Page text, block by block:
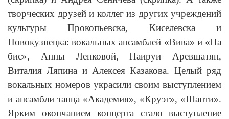
творческих друзей и коллег из других учреждений
культуры Прокопьевска, Киселевска и
Новокузнецка: вокальных ансамблей «Вива» и «На
бис», Анны Ленковой, Наируи Аревшатян,
Виталия Ляпина и Алексея Казакова. Целый ряд
вокальных номеров украсили своим выступлением
и ансамбли танца «Академия», «Круэт», «Шанти».
Ярким окончанием концерта стало выступление